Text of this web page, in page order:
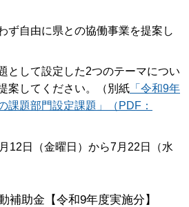
ず自由に県との協働事業を提案し
として設定した2つのテーマについ
案してください。（別紙 「令和9年
課題部門設定課題」（PDF：
12日（金曜日）から7月22日（水
助金【令和9年度実施分】